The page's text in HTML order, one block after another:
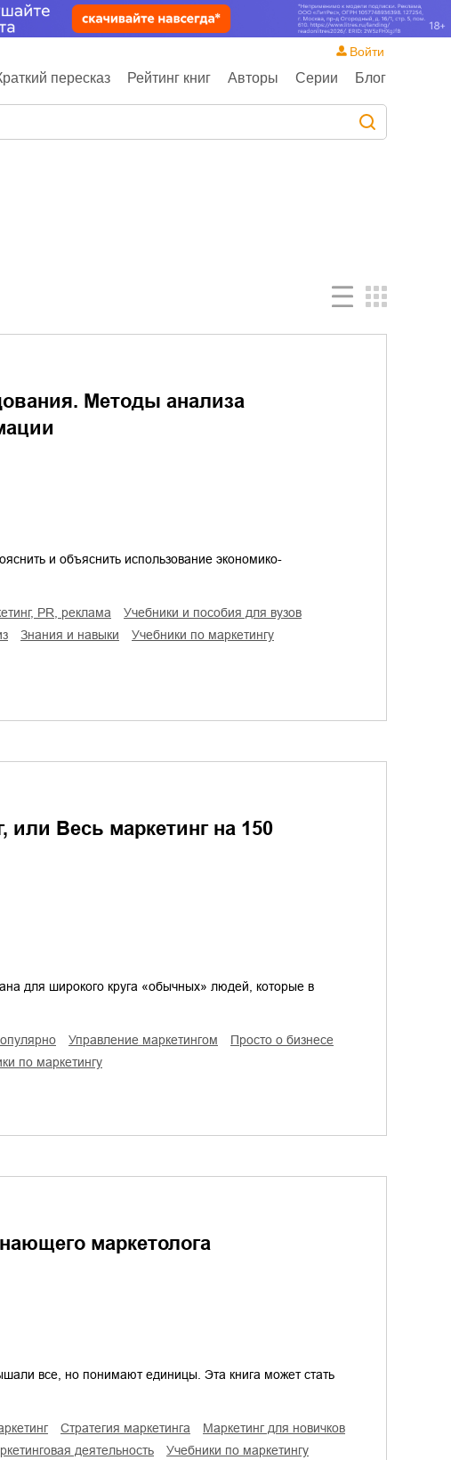
пересказ Рейтинг книг Авторы Серии Блог
Войти
Методы анализа
и объяснить использование экономико-
PR, реклама
учебники и пособия для вузов
знания и навыки учебники по маркетингу
или Весь маркетинг на 150
для широкого круга «обычных» людей, которые в
управление маркетингом
просто о бизнесе
по маркетингу
маркетолога
все, но понимают единицы. Эта книга может стать
стратегия маркетинга
маркетинг для новичков
деятельность
учебники по маркетингу